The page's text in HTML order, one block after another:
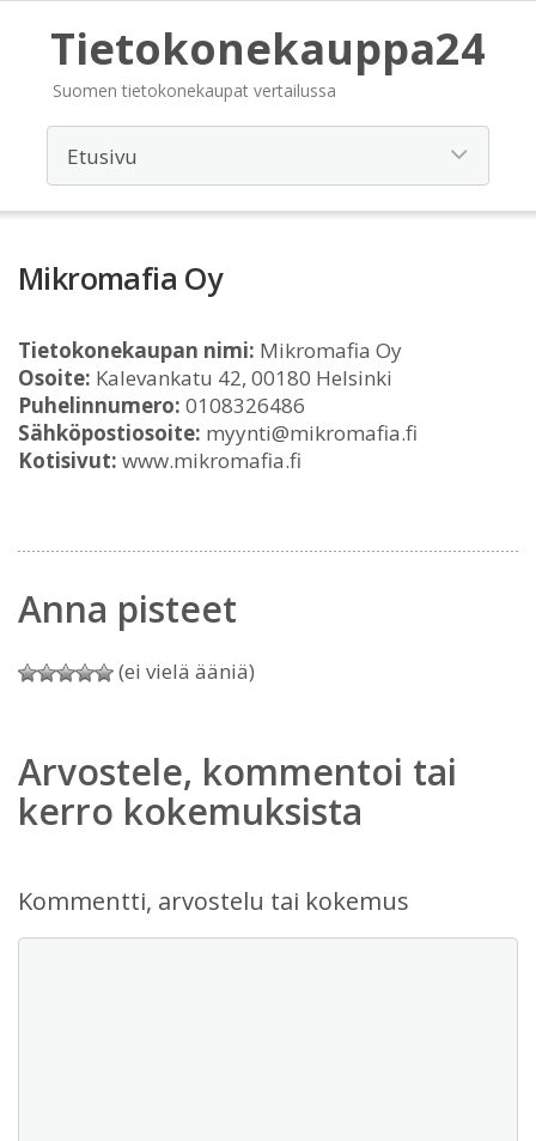
Tietokonekauppa24
Suomen tietokonekaupat vertailussa
Mikromafia Oy
Tietokonekaupan nimi: Mikromafia Oy
Osoite: Kalevankatu 42, 00180 Helsinki
Puhelinnumero: 0108326486
Sähköpostiosoite: myynti@mikromafia.fi
Kotisivut: www.mikromafia.fi
Anna pisteet
(ei vielä ääniä)
Arvostele, kommentoi tai
kerro kokemuksista
Kommentti, arvostelu tai kokemus